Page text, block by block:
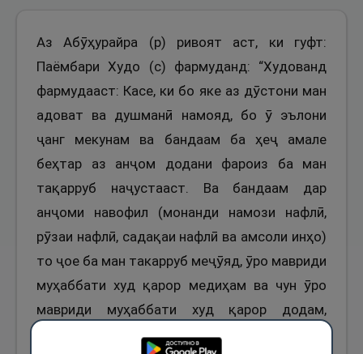
Аз Абӯҳурайра (р) ривоят аст, ки гуфт:
Паёмбари Худо (с) фармуданд: “Худованд
фармудааст: Касе, ки бо яке аз дӯстони ман
адоват ва душманӣ намояд, бо ӯ эълони
ҷанг мекунам ва бандаам ба ҳеҷ амале
беҳтар аз анҷом додани фароиз ба ман
тақарруб наҷустааст. Ва бандаам дар
анҷоми навофил (монанди намози нафлӣ,
рӯзаи нафлӣ, садақаи нафлӣ ва амсоли инҳо)
то ҷое ба ман такарруб меҷӯяд, ӯро мавриди
муҳаббати худ қарор медиҳам ва чун ӯро
мавриди муҳаббати худ қарор додам,
барояш гӯше мешавам, ки бо он мешунавад